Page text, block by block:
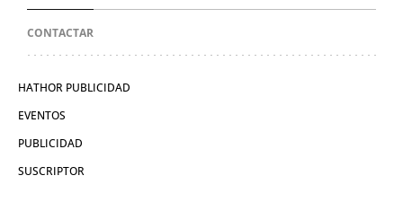
CONTACTAR
HATHOR PUBLICIDAD
EVENTOS
PUBLICIDAD
SUSCRIPTOR